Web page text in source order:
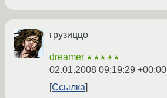
грузиццо
dreamer ★★★★★
02.01.2008 09:19:29 +00:00
Ссылка